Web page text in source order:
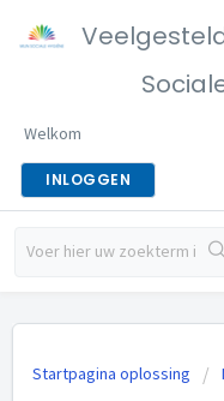
Welkom
INLOGGEN
Startpagina oplossing